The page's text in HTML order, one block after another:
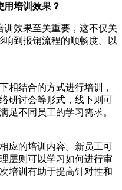
用培训效果？
效果至关重要，这不仅关
到报销流程的顺畅度。以
相结合的方式进行培训，
研讨会等形式，线下则可
足不同员工的学习需求。
应的培训内容。新员工可
层则可以学习如何进行审
培训有助于提高针对性和